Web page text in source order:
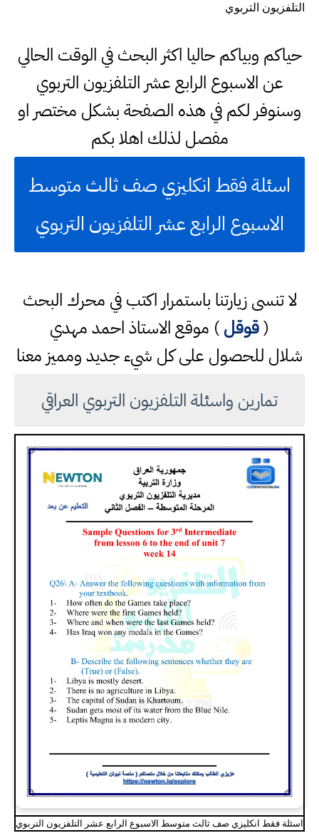
التلفزيون التربوي
حياكم وبياكم حاليا اكثر البحث في الوقت الحالي
عن الاسبوع الرابع عشر التلفزيون التربوي
وسنوفر لكم في هذه الصفحة بشكل مختصر او
مفصل لذلك اهلا بكم
اسئلة فقط انكليزي صف ثالث متوسط
الاسبوع الرابع عشر التلفزيون التربوي
لا تنسى زيارتنا باستمرار اكتب في محرك البحث
(قوقل) موقع الاستاذ احمد مهدي
شلال للحصول على كل شيء جديد ومميز معنا
تمارين واسئلة التلفزيون التربوي العراقي
اسئلة فقط انكليزي صف ثالث متوسط الاسبوع الرابع عشر التلفزيون التربوي